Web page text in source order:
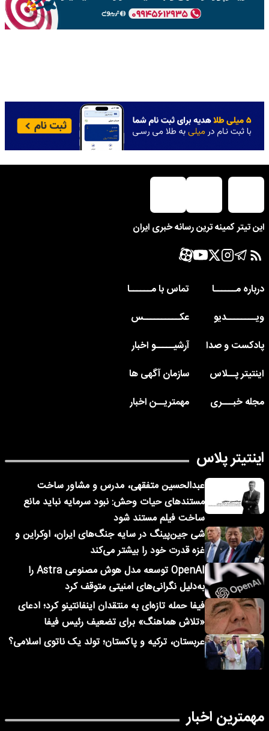
این تیتر کمینه ترین رسانه خبری ایران
درباره مــــــا
تماس با مــــــا
ویــــــــدیو
عکــــــــــس
پادکست و صدا
آرشیـــــو اخبار
اینتیتر پــلاس
سازمان آگهی ها
مجله خبـــری
مهمتریــن اخبار
اینتیتر پلاس
عبدالحسین متفقهی، مدرس و مشاور ساخت
مستندهای حیات وحش: نبود سرمایه نباید مانع
ساخت فیلم مستند شود
شی جین‌پینگ در سایه جنگ‌های ایران، اوکراین و
غزه قدرت خود را بیشتر می‌کند
OpenAI توسعه مدل هوش مصنوعی Astra را
به‌دلیل نگرانی‌های امنیتی متوقف کرد
فیفا حمله تازه‌ای به منتقدان اینفانتینو کرد؛ ادعای
«تلاش هماهنگ» برای تضعیف رئیس فیفا
عربستان، ترکیه و پاکستان؛ تولد یک ناتوی اسلامی؟
مهمترین اخبار